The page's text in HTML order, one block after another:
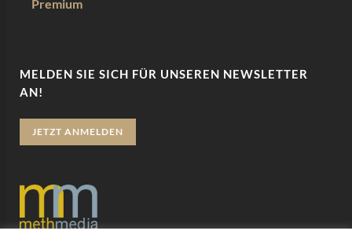
Premium
MELDEN SIE SICH FÜR UNSEREN NEWSLETTER
AN!
JETZT ANMELDEN